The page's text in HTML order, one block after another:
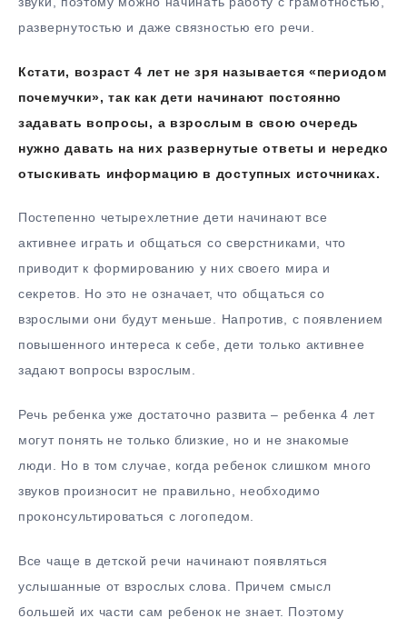
развернутостью и даже связностью его речи.
Кстати, возраст 4 лет не зря называется «периодом
почемучки», так как дети начинают постоянно
задавать вопросы, а взрослым в свою очередь
нужно давать на них развернутые ответы и нередко
отыскивать информацию в доступных источниках.
Постепенно четырехлетние дети начинают все
активнее играть и общаться со сверстниками, что
приводит к формированию у них своего мира и
секретов. Но это не означает, что общаться со
взрослыми они будут меньше. Напротив, с появлением
повышенного интереса к себе, дети только активнее
задают вопросы взрослым.
Речь ребенка уже достаточно развита – ребенка 4 лет
могут понять не только близкие, но и не знакомые
люди. Но в том случае, когда ребенок слишком много
звуков произносит не правильно, необходимо
проконсультироваться с логопедом.
Все чаще в детской речи начинают появляться
услышанные от взрослых слова. Причем смысл
большей их части сам ребенок не знает. Поэтому